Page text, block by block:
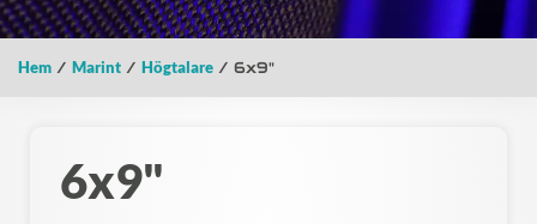
Hem / Marint / Högtalare / 6x9"
6x9"